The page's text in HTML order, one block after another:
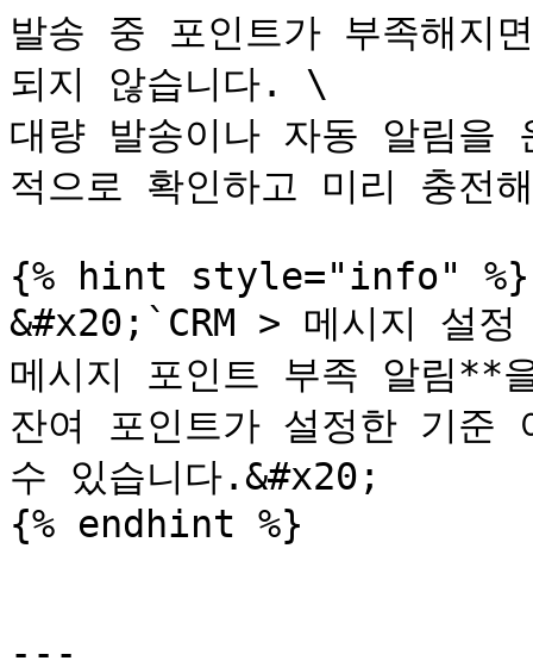
발송 중 포인트가 부족해지
되지 않습니다. \
대량 발송이나 자동 알림을
적으로 확인하고 미리 충전
{% hint style="info" %}
&#x20;`CRM > 메시지 설
메시지 포인트 부족 알림
잔여 포인트가 설정한 기준
수 있습니다.&#x20;
{% endhint %}
---